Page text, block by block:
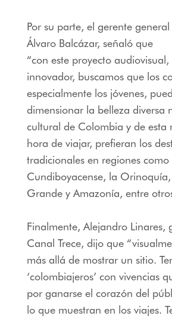
Por su parte, el gerente general
Álvaro Balcázar, señaló que
“con este proyecto
innovador, buscamos que los
especialmente los jóvenes,
dimensionar la belleza diversa
cultural de Colombia y de esta
hora de viajar, prefieran los
tradicionales en regiones
Cundiboyacense, la Orinoquía,
Grande y Amazonía, entre
Finalmente, Alejandro Linares,
Canal Trece, dijo que
más allá de mostrar un sitio.
‘colombiajeros’ con vivencias
por ganarse el corazón del
lo que muestran en los viajes.